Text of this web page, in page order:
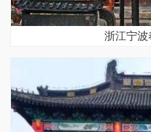
浙江宁